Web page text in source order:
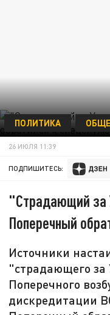
ПОЛИТИКА
26 ИЮЛЯ 11:39
ПОДПИШИТЕСЬ:
"Страдающий за
Поперечный
Источники
"страдающего
Поперечного
дискредитации